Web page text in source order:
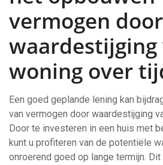
vermogen door
waardestijging
woning over
Een goed geplande lening kan
van vermogen door waardestijging
Door te investeren in een huis met
kunt u profiteren van de potentiële
onroerend goed op lange termijn.